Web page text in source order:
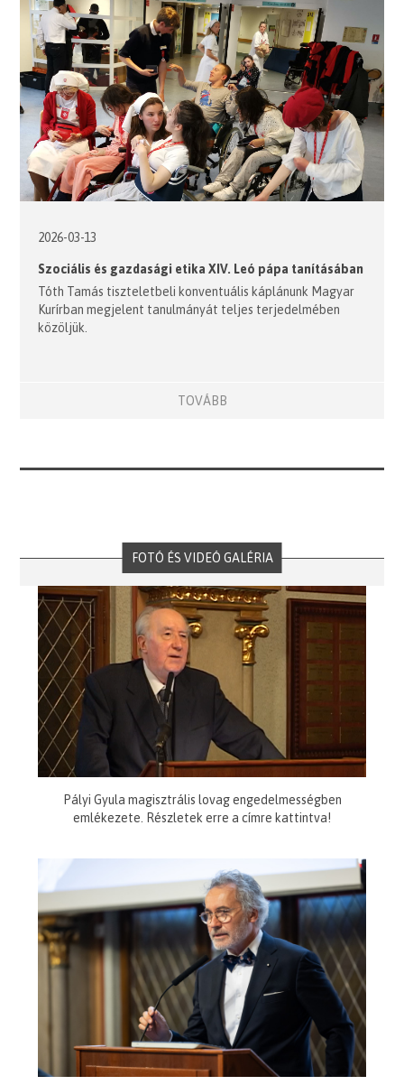
2026-03-13
Szociális és gazdasági etika XIV. Leó pápa tanításában
Tóth Tamás tiszteletbeli konventuális káplánunk Magyar
Kurírban megjelent tanulmányát teljes terjedelmében
közöljük.
TOVÁBB
FOTÓ ÉS VIDEÓ GALÉRIA
Pályi Gyula magisztrális lovag engedelmességben
emlékezete. Részletek erre a címre kattintva!